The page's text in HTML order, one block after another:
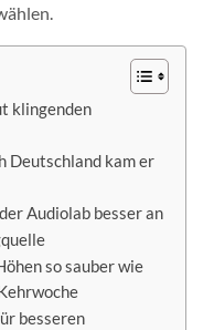
klingenden
Deutschland kam er
Audiolab besser an
so sauber wie
besseren